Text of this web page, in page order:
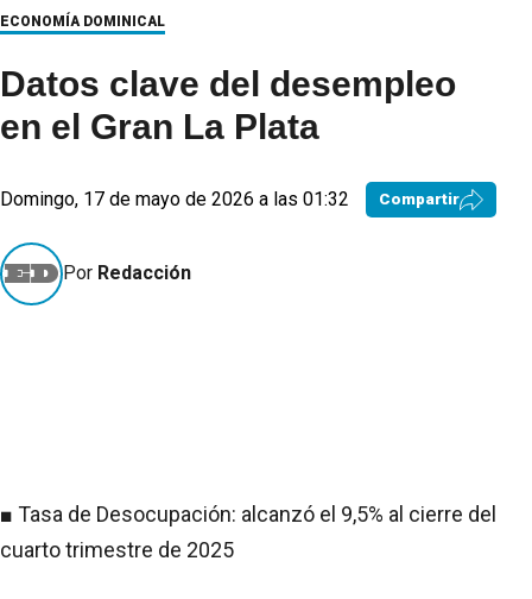
ECONOMÍA DOMINICAL
Datos clave del desempleo
en el Gran La Plata
Domingo, 17 de mayo de 2026 a las 01:32 Compartir
Por Redacción
■ Tasa de Desocupación: alcanzó el 9,5% al cierre del
cuarto trimestre de 2025